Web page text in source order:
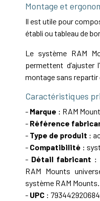
Montage et
Il est utile pour
établi ou tableau de
Le système RAM
permettent d’ajuster
montage sans repartir
Caractéristiques
- Marque : RAM
- Référence
- Type de produit :
- Compatibilité :
- Détail fabricant :
RAM Mounts
système RAM Mounts.
- UPC : 793442920684